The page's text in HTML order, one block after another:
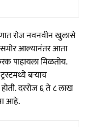
रोज नवनवीन खुलासे
समोर आल्यानंतर आता
पाहायला मिळतोय.
बऱ्याच
दररोज ६ ते ८ लाख
आहे.